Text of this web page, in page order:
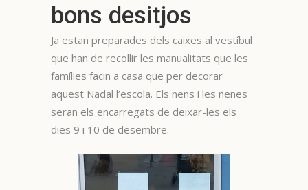
bons desitjos
Ja estan preparades dels caixes al vestíbul
que han de recollir les manualitats que les
famílies facin a casa que per decorar
aquest Nadal l’escola. Els nens i les nenes
seran els encarregats de deixar-les els
dies 9 i 10 de desembre.